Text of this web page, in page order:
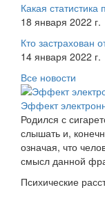
Какая
18 января 2022 г.
Кто застрахован
14 января 2022 г.
Все новости
Эффект
Родился с
слышать и,
означая, что
смысл данной
Психические